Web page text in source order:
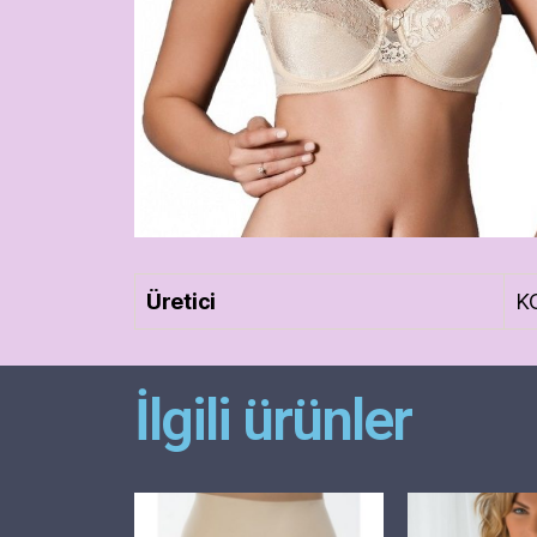
Üretici
İlgili ürünler